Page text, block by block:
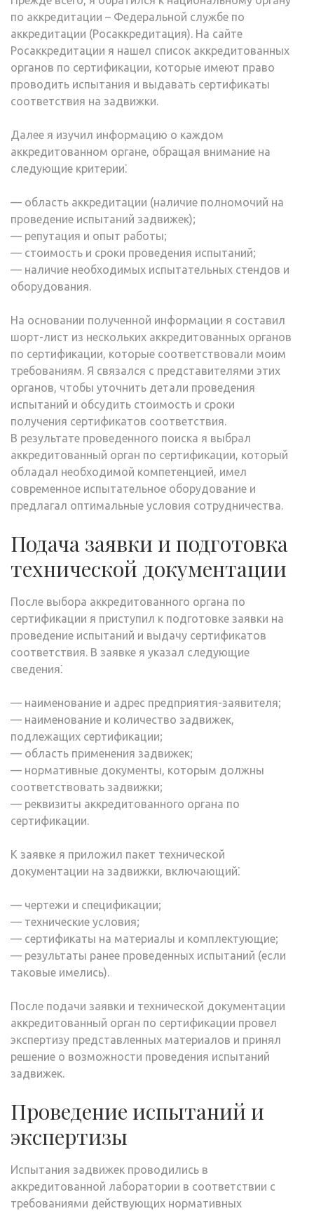
по аккредитации – Федеральной службе по
аккредитации (Росаккредитация). На сайте
Росаккредитации я нашел список аккредитованных
органов по сертификации, которые имеют право
проводить испытания и выдавать сертификаты
соответствия на задвижки.
Далее я изучил информацию о каждом
аккредитованном органе, обращая внимание на
следующие критерии⁚
— область аккредитации (наличие полномочий на
проведение испытаний задвижек);
— репутация и опыт работы;
— стоимость и сроки проведения испытаний;
— наличие необходимых испытательных стендов и
оборудования.
На основании полученной информации я составил
шорт-лист из нескольких аккредитованных органов
по сертификации, которые соответствовали моим
требованиям. Я связался с представителями этих
органов, чтобы уточнить детали проведения
испытаний и обсудить стоимость и сроки
получения сертификатов соответствия.
В результате проведенного поиска я выбрал
аккредитованный орган по сертификации, который
обладал необходимой компетенцией, имел
современное испытательное оборудование и
предлагал оптимальные условия сотрудничества.
Подача заявки и подготовка
технической документации
После выбора аккредитованного органа по
сертификации я приступил к подготовке заявки на
проведение испытаний и выдачу сертификатов
соответствия. В заявке я указал следующие
сведения⁚
— наименование и адрес предприятия-заявителя;
— наименование и количество задвижек,
подлежащих сертификации;
— область применения задвижек;
— нормативные документы, которым должны
соответствовать задвижки;
— реквизиты аккредитованного органа по
сертификации.
К заявке я приложил пакет технической
документации на задвижки, включающий⁚
— чертежи и спецификации;
— технические условия;
— сертификаты на материалы и комплектующие;
— результаты ранее проведенных испытаний (если
таковые имелись).
После подачи заявки и технической документации
аккредитованный орган по сертификации провел
экспертизу представленных материалов и принял
решение о возможности проведения испытаний
задвижек.
Проведение испытаний и
экспертизы
Испытания задвижек проводились в
аккредитованной лаборатории в соответствии с
требованиями действующих нормативных